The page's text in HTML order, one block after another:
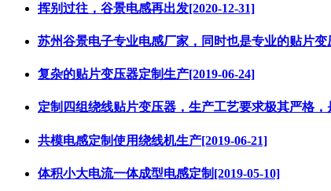
挥别过往，谷景电感再出发[2020-12-31]
苏州谷景电子专业电感厂家，同时也是专业的贴片变
复杂的贴片变压器定制生产[2019-06-24]
定制四组绕线贴片变压器，生产工艺要求极其严格
共模电感定制使用绕线机生产[2019-06-21]
体积小大电流一体成型电感定制[2019-05-10]